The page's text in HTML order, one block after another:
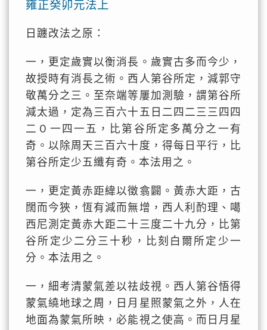
雍正癸卯元法上
日躔改法之原：
一，更定歲實以衡消長。歲實古多而今少，
故授時有消長之術。西人第谷所定，減郭守
敬萬分之三。至奈端等屢加測驗，謂第谷所
減太過，定為三百六十五日二四二三三四四
二０一四一五，比第谷所定多萬分之一有
奇。以除周天三百六十度，得每日平行，比
第谷所定少五纖有奇。本法用之。
一，更定黃赤距緯以徵翕闢。黃赤大距，古
闊而今狹，恆有減而無增，西人利酌理、噶
西尼測定黃赤大距二十三度二十九分，比第
谷所定少二分三十秒，比刻白爾所定少一
分。本法用之。
一，細考清蒙氣差以祛歧視。西人第谷悟得
蒙氣繞地球之周，日月星照蒙氣之外，人在
地面為蒙氣所映，必能視之使高。而日月星